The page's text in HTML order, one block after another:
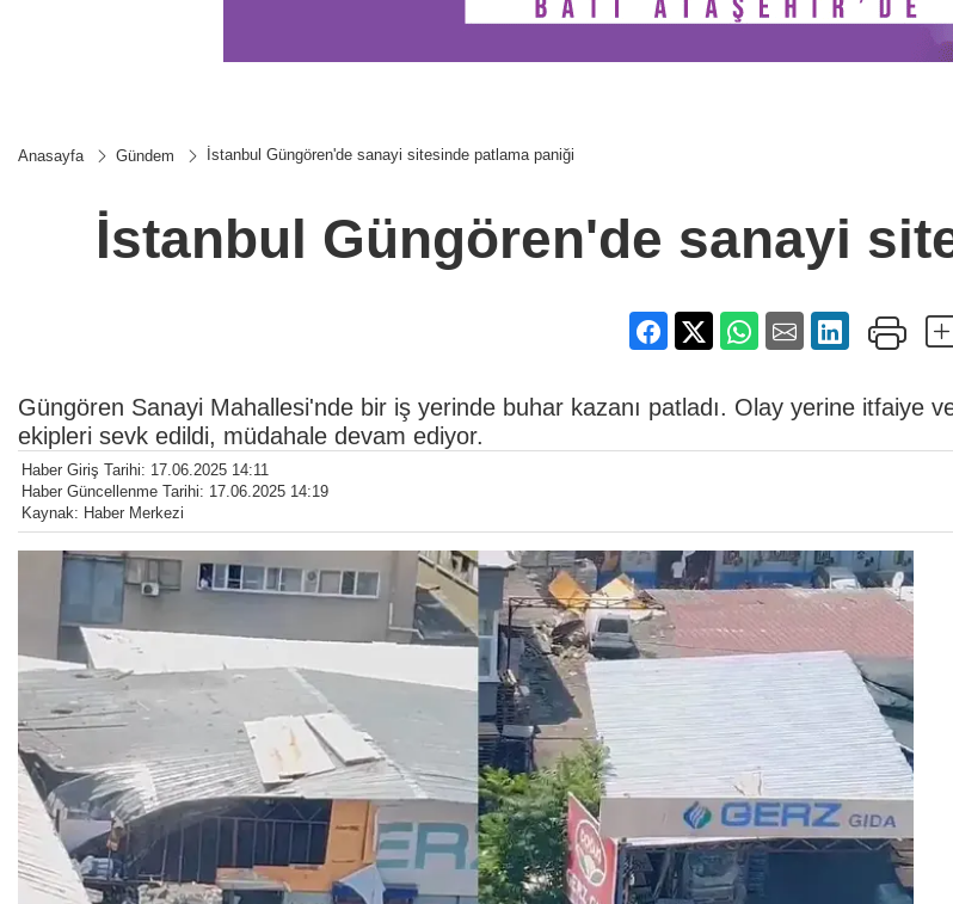
Anasayfa Gündem İstanbul Güngören'de sanayi sitesinde patlama paniği
İstanbul Güngören'de sanayi
Güngören Sanayi Mahallesi'nde bir iş yerinde buhar kazanı patladı. Olay yerine itfaiye
ekipleri sevk edildi, müdahale devam ediyor.
Haber Giriş Tarihi: 17.06.2025 14:11
Haber Güncellenme Tarihi: 17.06.2025 14:19
Kaynak: Haber Merkezi